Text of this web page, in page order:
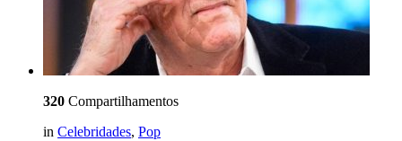
320 Compartilhamentos
in Celebridades, Pop